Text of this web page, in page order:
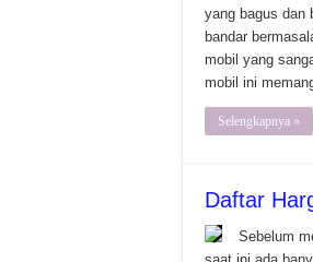
yang bagus dan
bandar
mobil yang
mobil ini
Selengkapnya »
Daftar
Sebelum